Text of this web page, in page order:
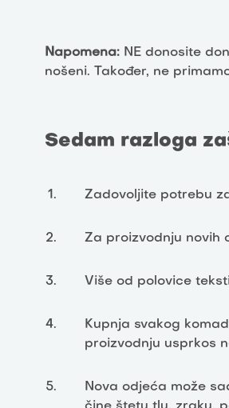
Napomena: NE donosite
nošeni.
Također, ne
Sedam razloga
Zadovoljite potrebu
Za proizvodnju novih
Više od polovice
Kupnja svakog
proizvodnju usprkos
Nova odjeća može